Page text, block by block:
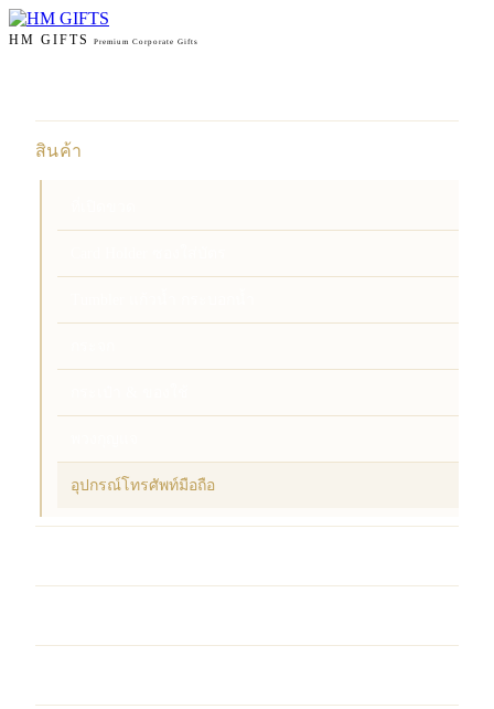
HM GIFTS Premium Corporate Gifts
สินค้า
อุปกรณ์โทรศัพท์มือถือ